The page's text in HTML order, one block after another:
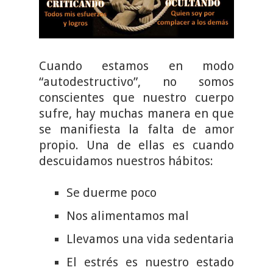
Cuando estamos en modo
“autodestructivo”, no somos
conscientes que nuestro cuerpo
sufre, hay muchas manera en que
se manifiesta la falta de amor
propio. Una de ellas es cuando
descuidamos nuestros hábitos:
Se duerme poco
Nos alimentamos mal
Llevamos una vida sedentaria
El estrés es nuestro estado